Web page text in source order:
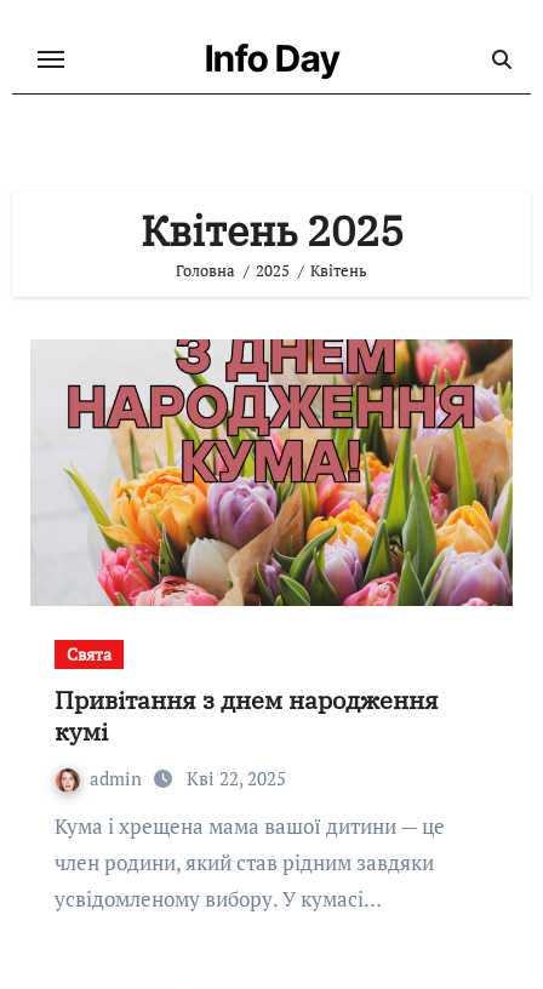
Info Day
Квітень 2025
Головна 2025 Квітень
Свята
Привітання з днем народження
кумі
admin Кві 22, 2025
Кума і хрещена мама вашої дитини — це
член родини, який став рідним завдяки
усвідомленому вибору. У кумасі…